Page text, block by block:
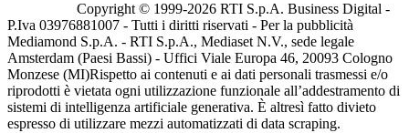
Copyright © 1999-2026 RTI S.p.A. Business Digital -
P.Iva 03976881007 - Tutti i diritti riservati - Per la pubblicità
Mediamond S.p.A. - RTI S.p.A., Mediaset N.V., sede legale
Amsterdam (Paesi Bassi) - Uffici Viale Europa 46, 20093 Cologno
Monzese (MI)Rispetto ai contenuti e ai dati personali trasmessi e/o
riprodotti è vietata ogni utilizzazione funzionale all’addestramento di
sistemi di intelligenza artificiale generativa. È altresì fatto divieto
espresso di utilizzare mezzi automatizzati di data scraping.